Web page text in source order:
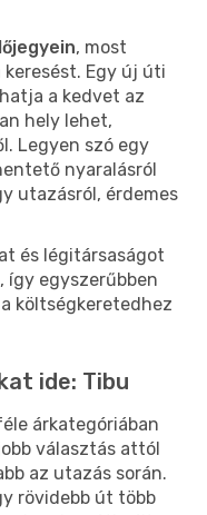
, most
keresést. Egy új úti
a kedvet az
hely lehet,
Legyen szó egy
nyaralásról
utazásról, érdemes
és légitársaságot
így egyszerűbben
költségkeretedhez
ide: Tibu
árkategóriában
választás attól
az utazás során.
rövidebb út több